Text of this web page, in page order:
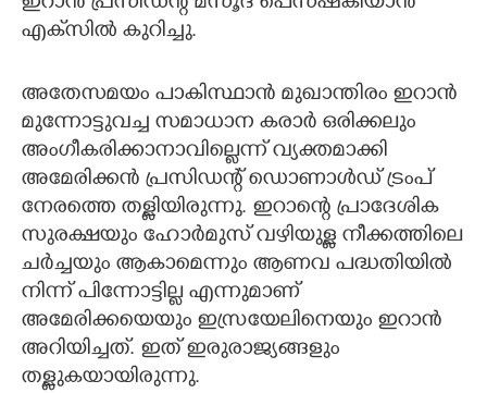
എക്‌സിൽ കുറിച്ചു.
അതേസമയം പാകിസ്ഥാൻ മുഖാന്തിരം ഇറാൻ
മുന്നോട്ടുവച്ച സമാധാന കരാർ ഒരിക്കലും
അംഗീകരിക്കാനാവില്ലെന്ന് വ്യക്തമാക്കി
അമേരിക്കൻ പ്രസിഡന്റ് ഡൊണാൾഡ് ട്രംപ്
നേരത്തെ തള്ളിയിരുന്നു. ഇറാന്റെ പ്രാദേശിക
സുരക്ഷയും ഹോർമുസ് വഴിയുള്ള നീക്കത്തിലെ
ചർച്ചയും ആകാമെന്നും ആണവ പദ്ധതിയിൽ
നിന്ന് പിന്നോട്ടില്ല എന്നുമാണ്
അമേരിക്കയെയും ഇസ്രയേലിനെയും ഇറാൻ
അറിയിച്ചത്. ഇത് ഇരുരാജ്യങ്ങളും
തള്ളുകയായിരുന്നു.